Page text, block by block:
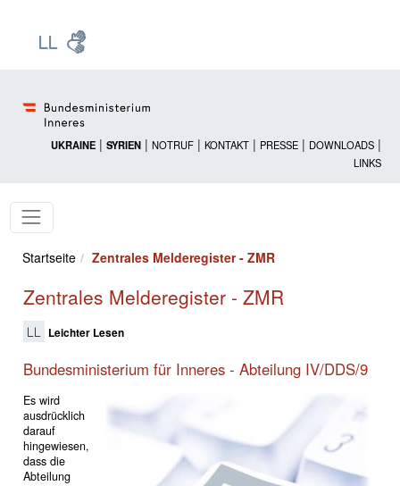
UKRAINE | SYRIEN | NOTRUF | KONTAKT | PRESSE | DOWNLOADS |
LINKS
Startseite Zentrales Melderegister - ZMR
Zentrales Melderegister - ZMR
Leichter Lesen
Bundesministerium für Inneres - Abteilung IV/DDS/9
Es wird
ausdrücklich
darauf
hingewiesen,
dass die
Abteilung